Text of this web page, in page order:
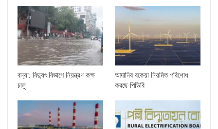
বন্যা: বিদ্যুৎ বিভাগে নিয়ন্ত্রণ কক্ষ
চালু
আদানির বকেয়া নিয়মিত পরিশোধ
করছে পিডিবি